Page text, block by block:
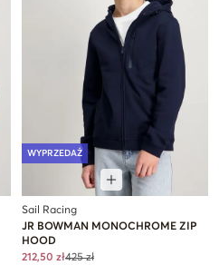
WYPRZEDAŻ
Sail Racing
JR BOWMAN MONOCHROME ZIP
HOOD
212,50 zł425 zł